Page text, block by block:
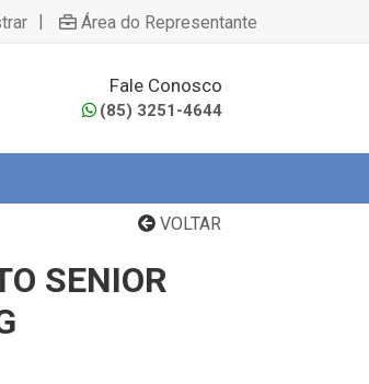
| Área do Representante
Fale Conosco
(85) 3251-4644
VOLTAR
SENIOR